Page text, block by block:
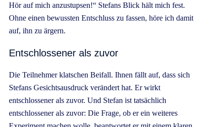
Hör auf mich anzustupsen!“ Stefans Blick hält mich fest.
Ohne einen bewussten Entschluss zu fassen, höre ich damit
auf, ihn zu ärgern.
Entschlossener als zuvor
Die Teilnehmer klatschen Beifall. Ihnen fällt auf, dass sich
Stefans Gesichtsausdruck verändert hat. Er wirkt
entschlossener als zuvor. Und Stefan ist tatsächlich
entschlossener als zuvor: Die Frage, ob er ein weiteres